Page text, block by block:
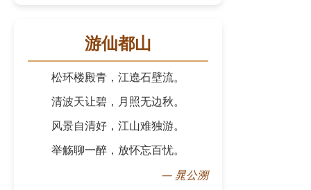
游仙都山
松环楼殿青，江遶石壁流。
清波天让碧，月照无边秋。
风景自清好，江山难独游。
举觞聊一醉，放怀忘百忧。
— 晁公溯